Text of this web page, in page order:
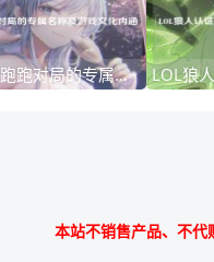
探寻CF与跑跑对局的专属名称及游戏文化内涵
本站不销售产品、不代